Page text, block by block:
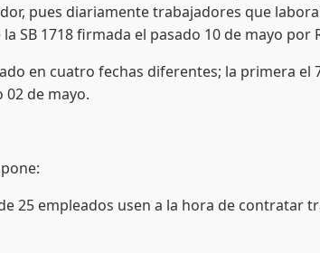
pues diariamente trabajadores que
SB 1718 firmada el pasado 10 de mayo
en cuatro fechas diferentes; la primera el
02 de mayo.
25 empleados usen a la hora de